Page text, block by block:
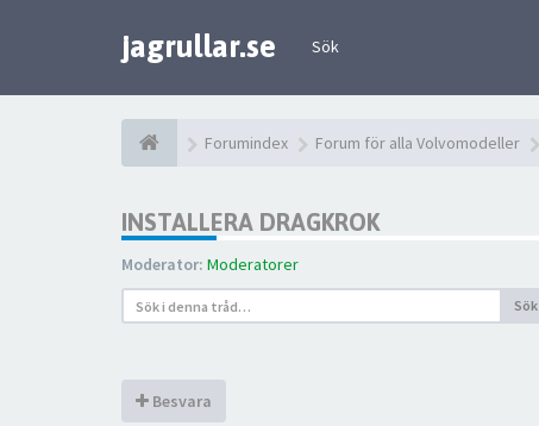
jagrullar.se Sök
Forumindex Forum för alla Volvomodeller
INSTALLERA DRAGKROK
Moderator: Moderatorer
Sök
Besvara